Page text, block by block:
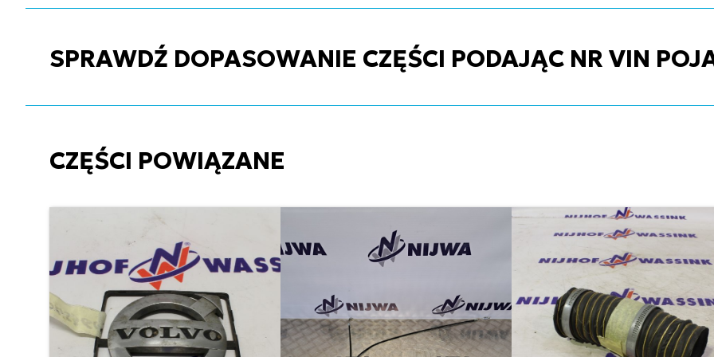
SPRAWDŹ DOPASOWANIE CZĘŚCI PODAJĄC NR VIN
CZĘŚCI POWIĄZANE